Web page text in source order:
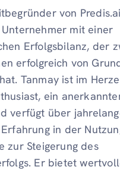
von
mit einer
Erfolgsbilanz, der
erfolgreich von
Tanmay ist im
ein
verfügt über
in der
zur Steigerung des
Er bietet